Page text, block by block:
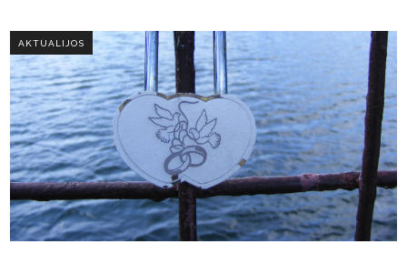
AKTUALIJOS